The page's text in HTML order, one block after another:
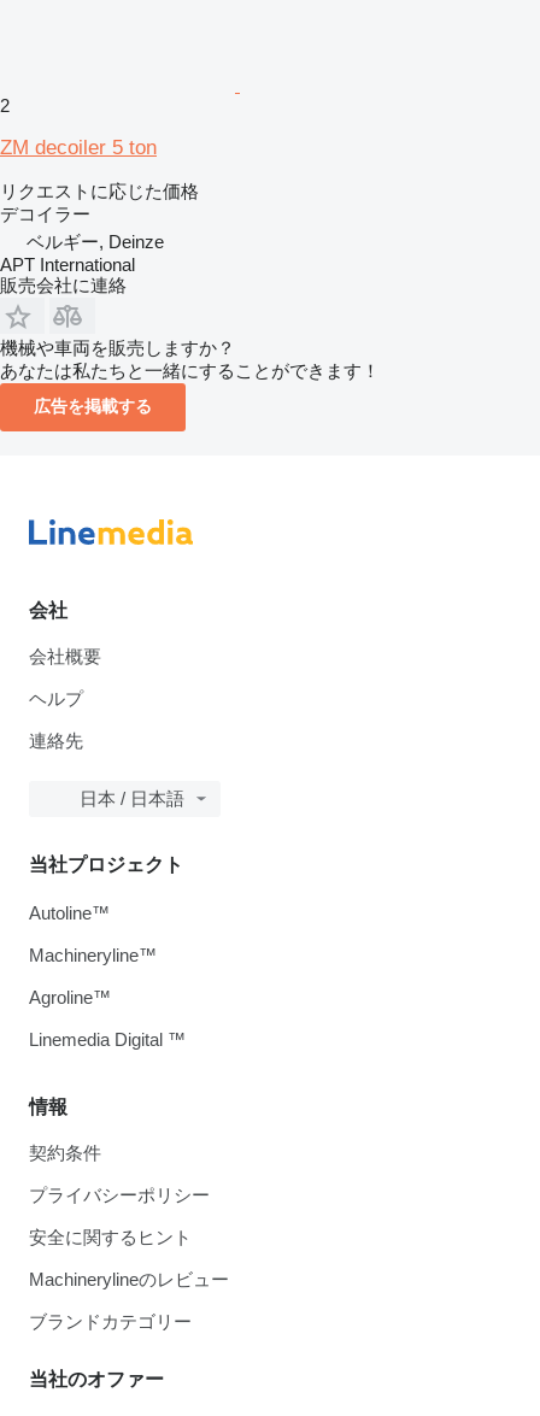
2
ZM decoiler 5 ton
リクエストに応じた価格
デコイラー
ベルギー, Deinze
APT International
販売会社に連絡
機械や車両を販売しますか？
あなたは私たちと一緒にすることができます！
広告を掲載する
会社
会社概要
ヘルプ
連絡先
日本 / 日本語
情報
契約条件
プライバシーポリシー
安全に関するヒント
Machinerylineのレビュー
ブランドカテゴリー
当社のオファー
当社プロジェクト
Autoline™
Machineryline™
Agroline™
Linemedia Digital ™